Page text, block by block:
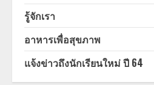
รู้จักเรา
อาหารเพื่อสุขภาพ
แจ้งข่าวถึงนักเรียนใหม่ ปี 64